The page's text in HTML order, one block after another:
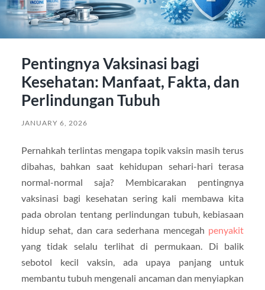
Pentingnya Vaksinasi bagi
Kesehatan: Manfaat, Fakta, dan
Perlindungan Tubuh
JANUARY 6, 2026
Pernahkah terlintas mengapa topik vaksin masih terus
dibahas, bahkan saat kehidupan sehari-hari terasa
normal-normal saja? Membicarakan pentingnya
vaksinasi bagi kesehatan sering kali membawa kita
pada obrolan tentang perlindungan tubuh, kebiasaan
hidup sehat, dan cara sederhana mencegah penyakit
yang tidak selalu terlihat di permukaan. Di balik
sebotol kecil vaksin, ada upaya panjang untuk
membantu tubuh mengenali ancaman dan menyiapkan